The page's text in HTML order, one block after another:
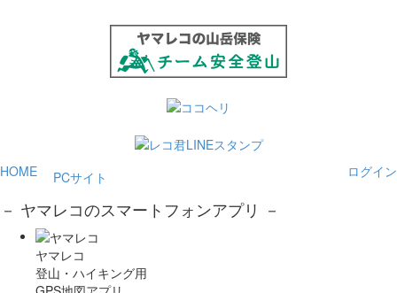
HOME ログイン
PCサイト
－ ヤマレコのスマートフォンアプリ －
ヤマレコ
登山・ハイキング用